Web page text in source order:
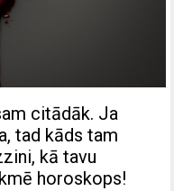
citādāk. Ja
tad kāds tam
kā tavu
horoskops!